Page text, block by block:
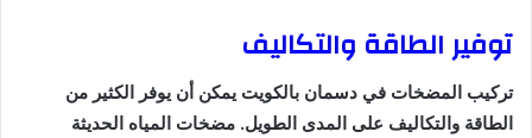
توفير الطاقة والتكاليف
تركيب المضخات في دسمان بالكويت يمكن أن يوفر الكثير من
الطاقة والتكاليف على المدى الطويل. مضخات المياه الحديثة